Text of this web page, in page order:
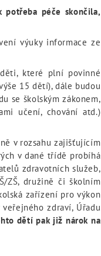
péče skončila,
výuky informace ze
které plní povinné
15 dětí), dále budou
se školským zákonem,
učení, chování atd.)
v rozsahu zajišťujícím
v dané třídě probíhá
zdravotních služeb,
ZŠ, družině či školním
zařízení pro výkon
zdraví, Úřadu
dětí pak již nárok na